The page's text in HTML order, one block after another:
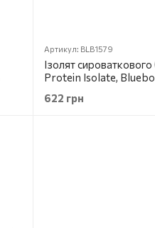
Артикул: BLB1579
Ізолят сироваткового
Protein Isolate,
622 грн